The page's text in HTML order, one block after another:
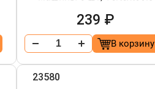
239 ₽
В корзину
23580